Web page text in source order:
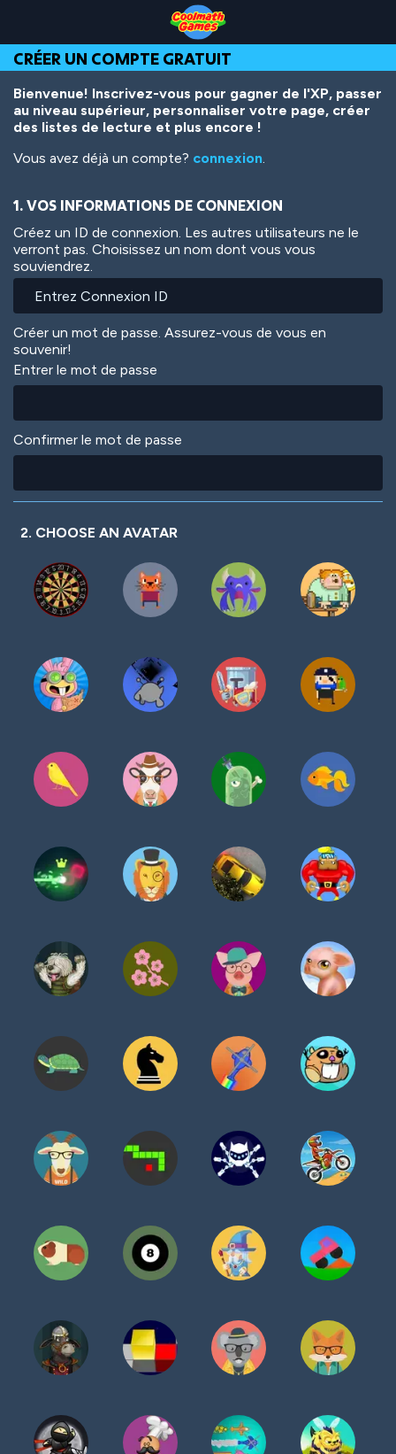
Top
of
Page
Navigation
Main
Content
Footer
contenu
principal
CRÉER UN COMPTE GRATUIT
Bienvenue! Inscrivez-vous pour gagner de l'XP, passer
au niveau supérieur, personnaliser votre page, créer
des listes de lecture et plus encore !
Vous avez déjà un compte? connexion.
1. VOS INFORMATIONS DE CONNEXION
Créez un ID de connexion. Les autres utilisateurs ne le
verront pas. Choisissez un nom dont vous vous
souviendrez.
Créer un mot de passe. Assurez-vous de vous en
souvenir!
Entrer le mot de passe
Confirmer le mot de passe
2. CHOOSE AN AVATAR